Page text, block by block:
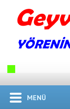
MENÜ